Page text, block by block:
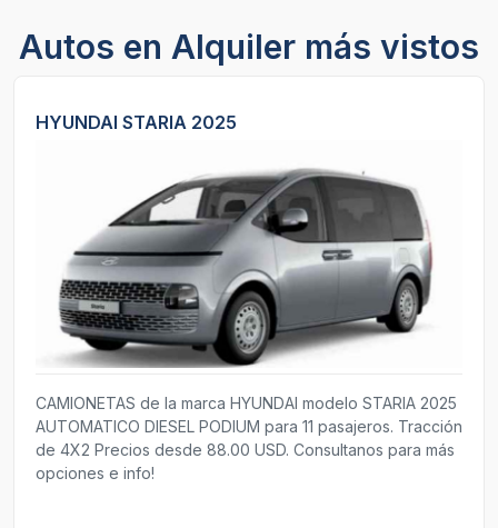
Autos en Alquiler más vistos
HYUNDAI STARIA 2025
CAMIONETAS de la marca HYUNDAI modelo STARIA 2025
AUTOMATICO DIESEL PODIUM para 11 pasajeros. Tracción
de 4X2 Precios desde 88.00 USD. Consultanos para más
opciones e info!